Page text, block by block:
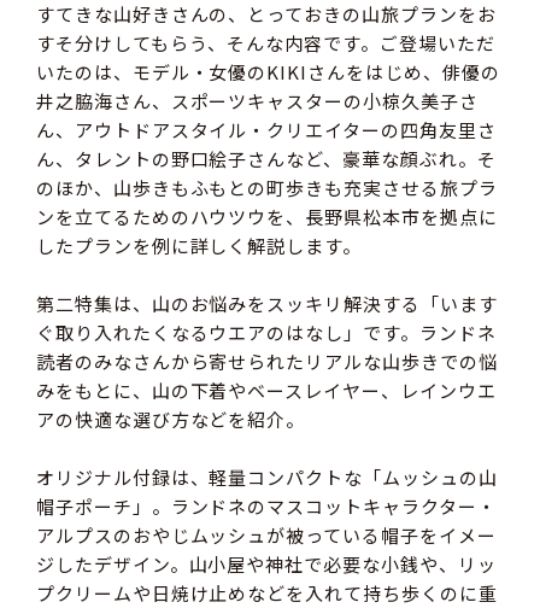
すてきな山好きさんの、とっておきの山旅プランをお
すそ分けしてもらう、そんな内容です。ご登場いただ
いたのは、モデル・女優のKIKIさんをはじめ、俳優の
井之脇海さん、スポーツキャスターの小椋久美子さ
ん、アウトドアスタイル・クリエイターの四角友里さ
ん、タレントの野口絵子さんなど、豪華な顔ぶれ。そ
のほか、山歩きもふもとの町歩きも充実させる旅プラ
ンを立てるためのハウツウを、長野県松本市を拠点に
したプランを例に詳しく解説します。
第二特集は、山のお悩みをスッキリ解決する「います
ぐ取り入れたくなるウエアのはなし」です。ランドネ
読者のみなさんから寄せられたリアルな山歩きでの悩
みをもとに、山の下着やベースレイヤー、レインウエ
アの快適な選び方などを紹介。
オリジナル付録は、軽量コンパクトな「ムッシュの山
帽子ポーチ」。ランドネのマスコットキャラクター・
アルプスのおやじムッシュが被っている帽子をイメー
ジしたデザイン。山小屋や神社で必要な小銭や、リッ
プクリームや日焼け止めなどを入れて持ち歩くのに重